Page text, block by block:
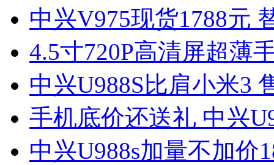
中兴V975现货1788元
4.5寸720P高清屏超薄
中兴U988S比肩小米3
手机底价还送礼 中兴
中兴U988s加量不加价